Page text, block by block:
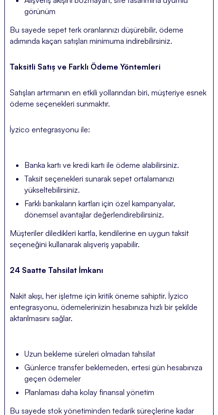
görünüm
Bu sayede sepet terk oranlarınızı düşürebilir, ödeme
adımında kaçan satışları minimuma indirebilirsiniz.
Taksitli Satış ve Farklı Ödeme Yöntemleri
Satışları artırmanın en etkili yollarından biri, müşteriye esnek
ödeme seçenekleri sunmaktır.
İyzico entegrasyonu ile:
Banka kartı ve kredi kartı ile ödeme alabilirsiniz.
Taksit seçenekleri sunarak sepet ortalamanızı
yükseltebilirsiniz.
Farklı bankaların kartları için özel kampanyalar,
dönemsel avantajlar değerlendirebilirsiniz.
Müşteriler diledikleri kartla, kendilerine en uygun taksit
seçeneğini kullanarak alışveriş yapabilir.
24 Saatte Tahsilat İmkanı
Nakit akışı, her işletme için kritik öneme sahiptir. İyzico
entegrasyonu, ödemelerinizin hesabınıza hızlı bir şekilde
aktarılmasını sağlar.
Uzun bekleme süreleri olmadan tahsilat
Günlerce transfer beklemeden, ertesi gün hesabınıza
geçen ödemeler
Planlaması daha kolay finansal yönetim
Bu sayede stok yönetiminden tedarik süreçlerine kadar